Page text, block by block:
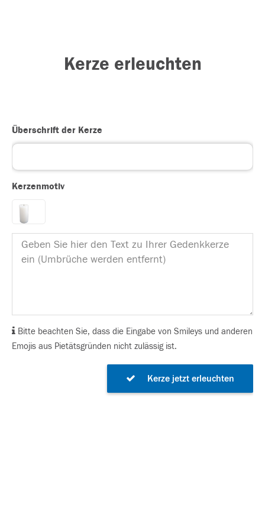
Kerze erleuchten
Überschrift der Kerze
Kerzenmotiv
Bitte beachten Sie, dass die Eingabe von Smileys und anderen
Emojis aus Pietätsgründen nicht zulässig ist.
Kerze jetzt erleuchten